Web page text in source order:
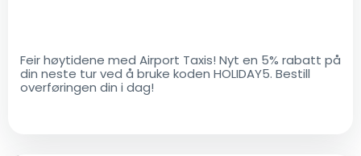
Feir høytidene med Airport Taxis! Nyt en 5% rabatt på
din neste tur ved å bruke koden HOLIDAY5. Bestill
overføringen din i dag!